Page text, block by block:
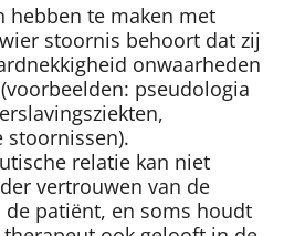
hebben te maken met
stoornis behoort dat zij
onwaarheden
pseudologia
stoornissen).
relatie kan niet
vertrouwen van de
patiënt, en soms houdt